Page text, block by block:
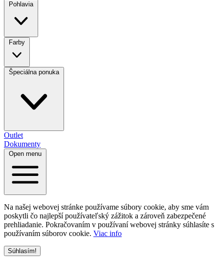
Pohlavia
Farby
Špeciálna ponuka
Outlet
Dokumenty
Open menu
Na našej webovej stránke používame súbory cookie, aby sme vám
poskytli čo najlepší používateľský zážitok a zároveň zabezpečené
prehliadanie. Pokračovaním v používaní webovej stránky súhlasíte s
používaním súborov cookie. Viac info
Súhlasím!